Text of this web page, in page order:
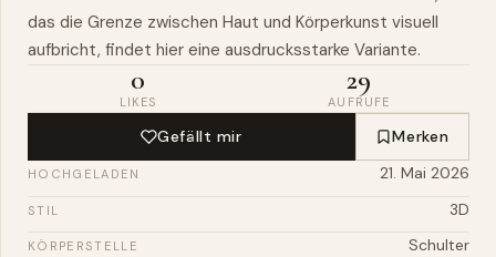
das die Grenze zwischen Haut und Körperkunst visuell
aufbricht, findet hier eine ausdrucksstarke Variante.
0
LIKES
29
AUFRUFE
Gefällt mir Merken
HOCHGELADEN 21. Mai 2026
STIL 3D
KÖRPERSTELLE Schulter